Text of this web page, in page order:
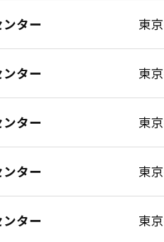
ター 東
ター 東
ター 東
ター 東
ター 東